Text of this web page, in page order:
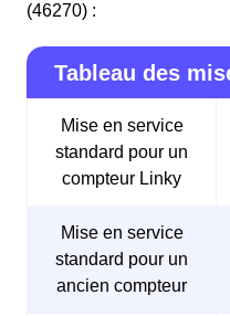
(46270) :
Tableau des
Mise en service
standard pour un
compteur Linky
Mise en service
standard pour un
ancien compteur